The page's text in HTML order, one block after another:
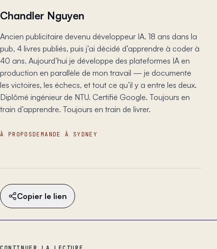
Chandler Nguyen
Ancien publicitaire devenu développeur IA. 18 ans dans la
pub, 4 livres publiés, puis j’ai décidé d’apprendre à coder à
40 ans. Aujourd’hui je développe des plateformes IA en
production en parallèle de mon travail — je documente
les victoires, les échecs, et tout ce qu’il y a entre les deux.
Diplômé ingénieur de NTU. Certifié Google. Toujours en
train d’apprendre. Toujours en train de livrer.
À PROPOS DEMANDE À SYDNEY
Copier le lien